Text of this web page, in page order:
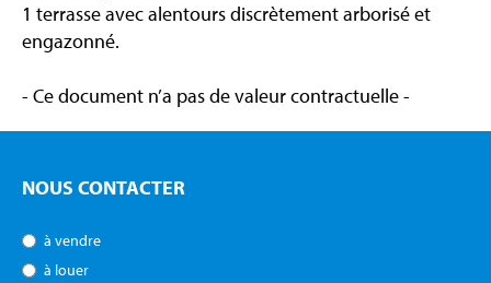
1 terrasse avec alentours discrètement arborisé et
engazonné.
- Ce document n’a pas de valeur contractuelle -
NOUS CONTACTER
à vendre
à louer